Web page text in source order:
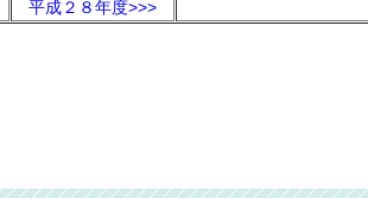
平成２８年度>>>